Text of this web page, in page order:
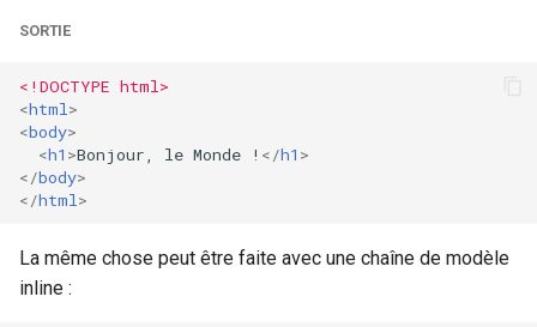
dynamic-etag
dynamic-limit-req
encrypted-session
boolean
template.caching(boolean
ou nil)
template.compile(view,
cache_key, plain)
SORTIE
<!DOCTYPE html>
<html >
<body>
<h1 >Bonjour, le Monde ! </h1 >
</body>
</html >
La même chose peut être faite avec une chaîne de modèle
inline :